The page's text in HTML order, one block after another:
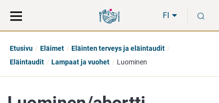
suoraan
sisältöön
koko
sivuston
FI
Etusivu Eläimet
Eläinten terveys ja eläintaudit
Eläintaudit
Lampaat ja vuohet Luominen